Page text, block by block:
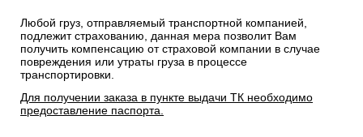
Любой груз, отправляемый транспортной компанией,
подлежит страхованию, данная мера позволит Вам
получить компенсацию от страховой компании в случае
повреждения или утраты груза в процессе
транспортировки.
Для получении заказа в пункте выдачи ТК необходимо
предоставление паспорта.